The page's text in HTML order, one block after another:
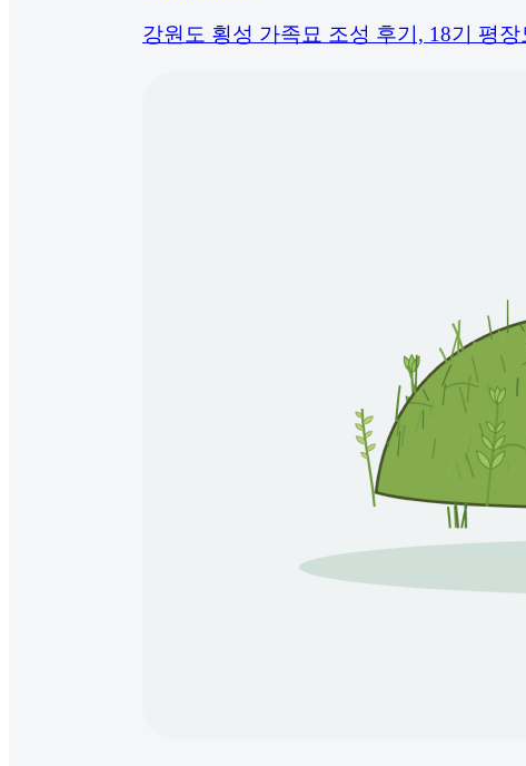
강원도 횡성 가족묘 조성 후기, 18기 평장